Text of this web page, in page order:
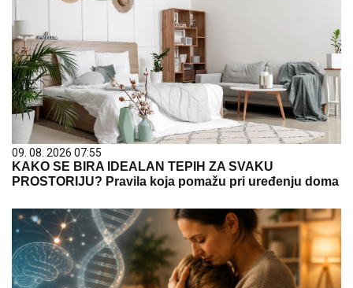
09. 08. 2026 07:55
KAKO SE BIRA IDEALAN TEPIH ZA SVAKU
PROSTORIJU? Pravila koja pomažu pri uređenju doma